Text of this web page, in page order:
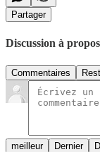
Partager
Discussion à
Commentaires
meilleur Dernier